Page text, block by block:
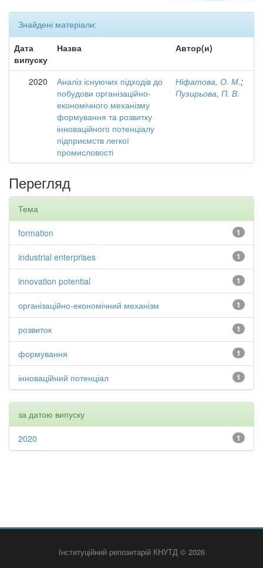
Знайдені матеріали:
Дата
випуску
Назва Автор(и)
2020
Аналіз існуючих підходів до
побудови організаційно-
економічного механізму
формування та розвитку
інноваційного потенціалу
підприємств легкої
промисловості
Ніфатова, О. М.;
Пузирьова, П. В.
Перегляд
Тема
1
formation
1
industrial enterprises
1
innovation potential
1
організаційно-економічний механізм
1
розвиток
1
формування
1
інноваційний потенціал
за датою випуску
1
2020
Інституційний репозитарій КНУТД © 2026